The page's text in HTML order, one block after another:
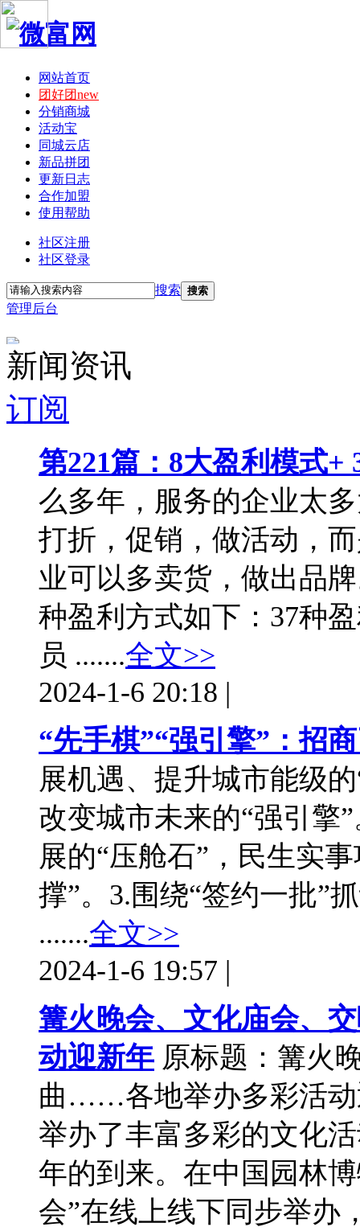
网站首页
团好团new
分销商城
活动宝
同城云店
新品拼团
更新日志
合作加盟
使用帮助
社区注册
社区登录
搜索 搜索
管理后台
快捷登录
只需一步，快速开始
新闻资讯
订阅
第221篇：8大盈利模式+
么多年，服务的企业太
打折，促销，做活动，
业可以多卖货，做出品
种盈利方式如下：37种
员 .......全文>>
2024-1-6 20:18 |
“先手棋”“强引擎”：招
展机遇、提升城市能级
改变城市未来的“强引擎
展的“压舱石”，民生实
撑”。3.围绕“签约一批”
.......全文>>
2024-1-6 19:57 |
篝火晚会、文化庙会、
动迎新年 原标题：篝火
曲……各地举办多彩活动
举办了丰富多彩的文化
年的到来。在中国园林
会”在线上线下同步举办